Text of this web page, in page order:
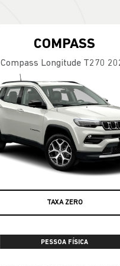
COMPASS
Compass Longitude T270
TAXA ZERO
PESSOA FÍSICA